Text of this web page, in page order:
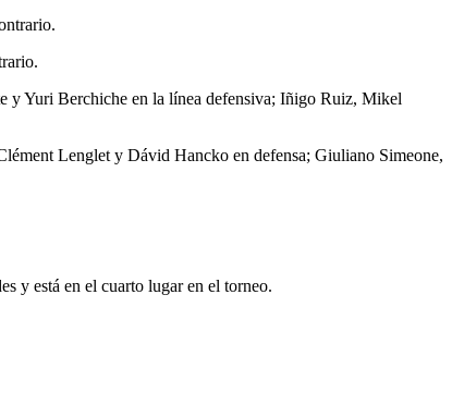
y Yuri Berchiche en la línea defensiva; Iñigo Ruiz, Mikel
Lenglet y Dávid Hancko en defensa; Giuliano Simeone,
y está en el cuarto lugar en el torneo.